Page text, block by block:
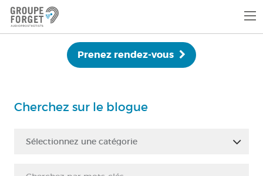
Prenez rendez-vous
Cherchez sur le blogue
Sélectionnez une catégorie